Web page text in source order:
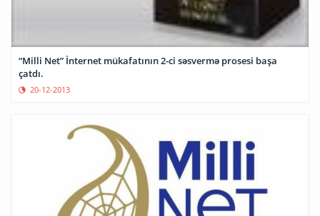
“Milli Net” İnternet mükafatının 2-ci səsvermə prosesi başa
çatdı.
20-12-2013